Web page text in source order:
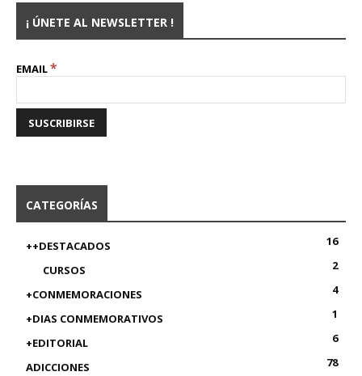
¡ ÚNETE AL NEWSLETTER !
EMAIL*
CATEGORÍAS
++DESTACADOS
16
CURSOS
2
+CONMEMORACIONES
4
+DIAS CONMEMORATIVOS
1
+EDITORIAL
6
ADICCIONES
78